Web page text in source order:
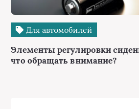
Для автомобилей
Элементы регулировки
что обращать внимание?